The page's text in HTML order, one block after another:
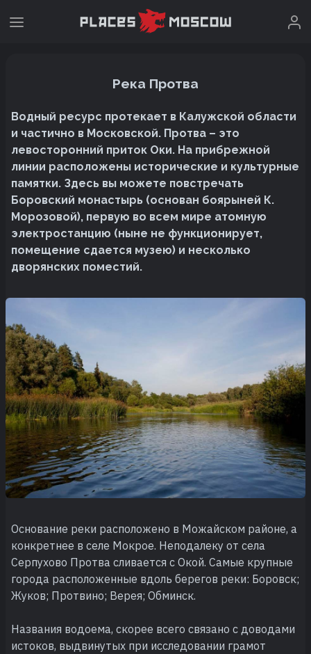
Река Протва
Водный ресурс протекает в Калужской области
и частично в Московской. Протва – это
левосторонний приток Оки. На прибрежной
линии расположены исторические и культурные
памятки. Здесь вы можете повстречать
Боровский монастырь (основан боярыней К.
Морозовой), первую во всем мире атомную
электростанцию (ныне не функционирует,
помещение сдается музею) и несколько
дворянских поместий.
Основание реки расположено в Можайском районе, а
конкретнее в селе Мокрое. Неподалеку от села
Серпухово Протва сливается с Окой. Самые крупные
города расположенные вдоль берегов реки: Боровск;
Жуков; Протвино; Верея; Обминск.
Названия водоема, скорее всего связано с доводами
истоков, выдвинутых при исследовании грамот